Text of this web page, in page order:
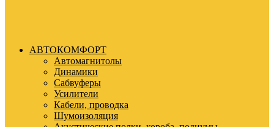
АВТОКОМФОРТ
Автомагнитолы
Динамики
Сабвуферы
Усилители
Кабели, проводка
Шумоизоляция